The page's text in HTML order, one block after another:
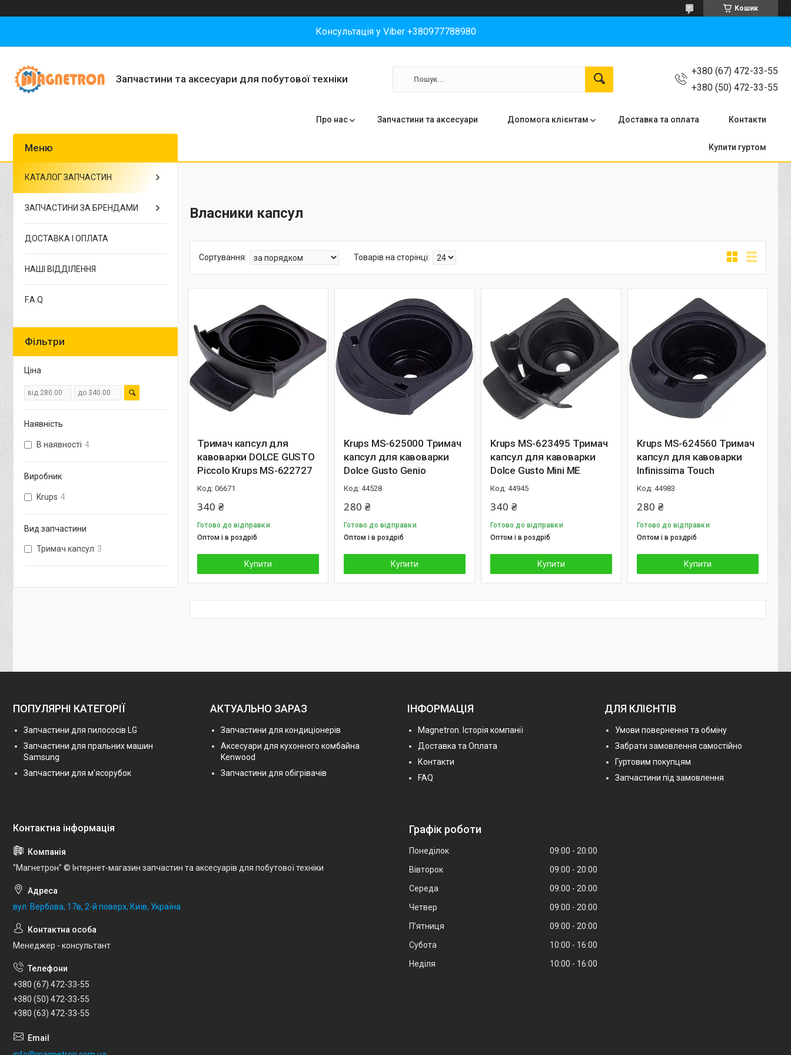
Кошик
Консультація у Viber +380977788980
Запчастини та аксесуари для побутової техніки
+380 (67) 472-33-55
+380 (50) 472-33-55
Про нас Запчастини та аксесуари Допомога клієнтам Доставка та оплата Контакти
Купити гуртом
Власники капсул
Тримач капсул для
кавоварки DOLCE GUSTO
Piccolo Krups MS-622727
06671
340 ₴
Готово до відправки
Оптом і в роздріб
Купити
Krups MS-625000 Тримач
капсул для кавоварки
Dolce Gusto Genio
44528
280 ₴
Готово до відправки
Оптом і в роздріб
Купити
Krups MS-623495 Тримач
капсул для кавоварки
Dolce Gusto Mini ME
44945
340 ₴
Готово до відправки
Оптом і в роздріб
Купити
Krups MS-624560 Тримач
капсул для кавоварки
Infinissima Touch
44983
280 ₴
Готово до відправки
Оптом і в роздріб
Купити
КАТАЛОГ ЗАПЧАСТИН
ЗАПЧАСТИНИ ЗА БРЕНДАМИ
ДОСТАВКА І ОПЛАТА
НАШІ ВІДДІЛЕННЯ
F.A.Q
Фільтри
Ціна
Наявність
В наявності 4
Виробник
Krups 4
Вид запчастини
Тримач капсул 3
ПОПУЛЯРНІ КАТЕГОРІЇ
Запчастини для пилососів LG
Запчастини для пральних машин
Samsung
Запчастини для м'ясорубок
АКТУАЛЬНО ЗАРАЗ
Запчастини для кондиціонерів
Аксесуари для кухонного комбайна
Kenwood
Запчастини для обігрівачів
ІНФОРМАЦІЯ
Magnetron. Історія компанії
Доставка та Оплата
Контакти
FAQ
ДЛЯ КЛІЄНТІВ
Умови повернення та обміну
Забрати замовлення самостійно
Гуртовим покупцям
Запчастини під замовлення
"Магнетрон" © Інтернет-магазин запчастин та аксесуарів для побутової техніки
вул. Вербова, 17в, 2-й поверх, Київ, Україна
Менеджер - консультант
+380 (67) 472-33-55
+380 (50) 472-33-55
+380 (63) 472-33-55
Графік роботи
Понеділок 09:00
20:00
Вівторок
09:00
20:00
Середа
09:00
20:00
Четвер
09:00
20:00
Пʼятниця
09:00
20:00
Субота
10:00
16:00
Неділя
10:00 16:00